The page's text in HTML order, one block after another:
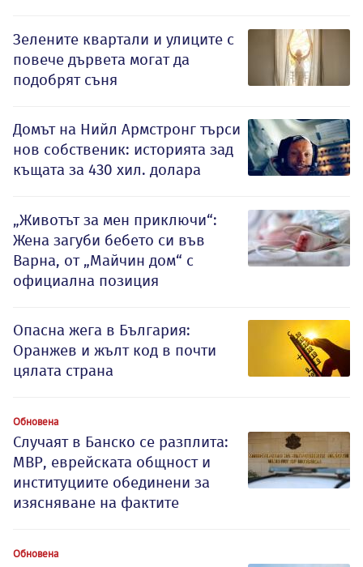
Зелените квартали и улиците с
повече дървета могат да
подобрят съня
Домът на Нийл Армстронг търси
нов собственик: историята зад
къщата за 430 хил. долара
„Животът за мен приключи“:
Жена загуби бебето си във
Варна, от „Майчин дом“ с
официална позиция
Опасна жега в България:
Оранжев и жълт код в почти
цялата страна
Обновена
Случаят в Банско се разплита:
МВР, еврейската общност и
институциите обединени за
изясняване на фактите
Обновена